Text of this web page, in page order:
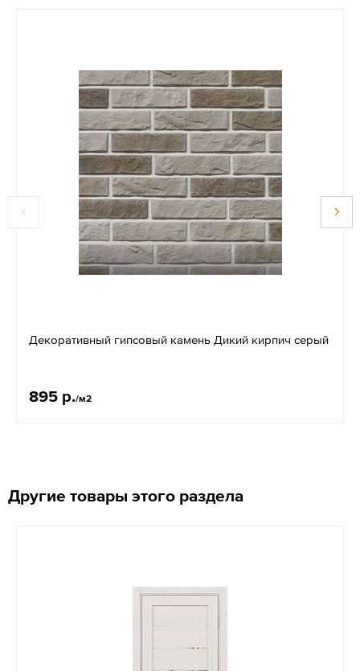
Декоративный гипсовый камень Дикий кирпич серый
895 р./м2
Другие товары этого раздела